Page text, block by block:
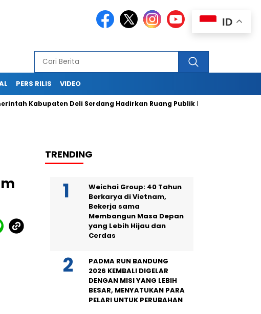
PERS RILIS VIDEO
Deli Serdang Hadirkan Ruang Publik Bersama melalui
TRENDING
Weichai Group: 40 Tahun
Berkarya di Vietnam,
Bekerja sama
Membangun Masa Depan
yang Lebih Hijau dan
Cerdas
PADMA RUN BANDUNG
2026 KEMBALI DIGELAR
DENGAN MISI YANG LEBIH
BESAR, MENYATUKAN PARA
PELARI UNTUK PERUBAHAN
ID